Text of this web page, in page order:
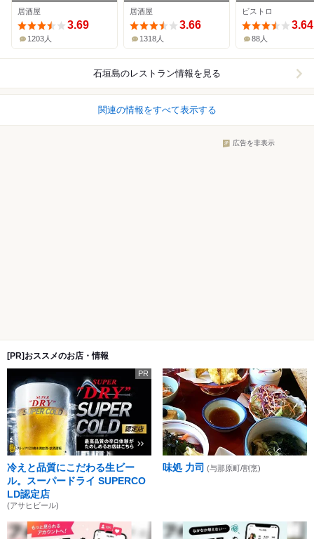
居酒屋
3.69
1203人
居酒屋
3.66
1318人
ビストロ
3.64
88人
石垣島のレストラン情報を見る
関連の情報をすべて表示する
広告を非表示
[PR]おススメのお店・情報
PR
冷えと品質にこだわる生ビー
ル。スーパードライ SUPERCO
LD認定店
(アサヒビール)
味処 力司 (与那原町/割烹)